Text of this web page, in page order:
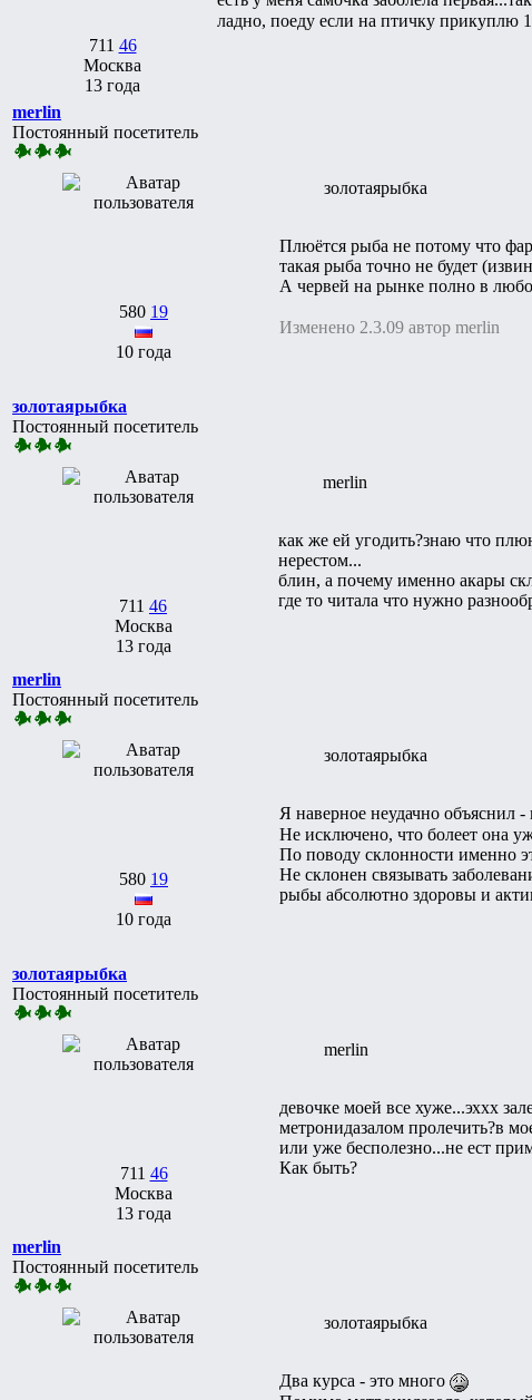
711 46
Москва
13 года
ладно, поеду если на птичку прикуплю
merlin
Постоянный посетитель
580 19
10 года
золотаярыбка
Плюётся рыба не потому что
такая рыба точно не будет
А червей на рынке полно в
Изменено 2.3.09 автор merlin
золотаярыбка
Постоянный посетитель
711 46
Москва
13 года
merlin
как же ей угодить?знаю что
нерестом...
блин, а почему именно акары
где то читала что нужно
merlin
Постоянный посетитель
580 19
10 года
золотаярыбка
Я наверное неудачно объяснил
Не исключено, что болеет она
По поводу склонности именно
Не склонен связывать
рыбы абсолютно здоровы и
золотаярыбка
Постоянный посетитель
711 46
Москва
13 года
merlin
девочке моей все хуже...эххх
метронидазалом пролечить?в
или уже бесполезно...не ест
Как быть?
merlin
Постоянный посетитель
золотаярыбка
Два курса - это много